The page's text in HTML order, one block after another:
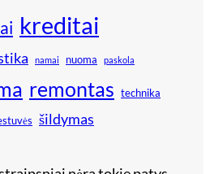
kreditai
namai nuoma paskola
remontas technika
šildymas